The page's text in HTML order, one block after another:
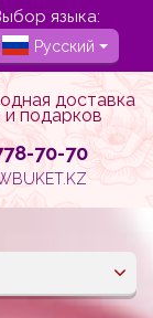
языка:
Русский
доставка
и подарков
70-70